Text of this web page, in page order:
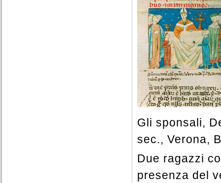
Gli sponsali,
sec., Verona,
Due ragazzi
presenza del